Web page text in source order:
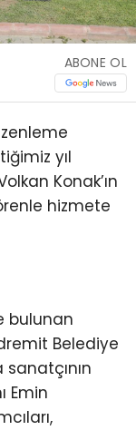
ABONE OL
yıl
Konak’ın
hizmete
bulunan
Belediye
sanatçının
Emin